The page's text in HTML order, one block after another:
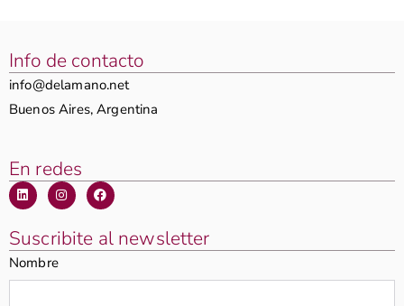
Info de contacto
info@delamano.net
Buenos Aires, Argentina
En redes
Suscribite al newsletter
Nombre